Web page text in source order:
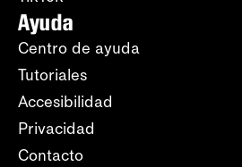
Ayuda
Centro de ayuda
Tutoriales
Accesibilidad
Privacidad
Contacto